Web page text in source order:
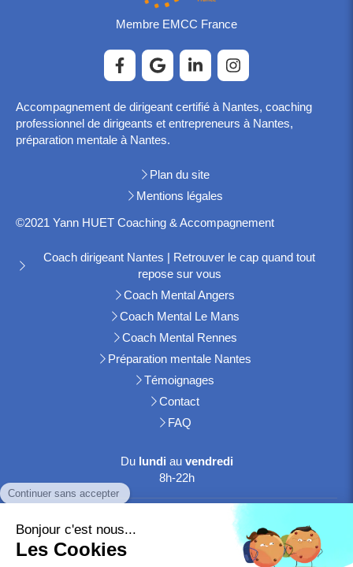
Membre EMCC France
Accompagnement de dirigeant certifié à Nantes, coaching
professionnel de dirigeants et entrepreneurs à Nantes,
préparation mentale à Nantes.
Plan du site
Mentions légales
©2021 Yann HUET Coaching & Accompagnement
Coach dirigeant Nantes | Retrouver le cap quand tout
repose sur vous
Coach Mental Angers
Coach Mental Le Mans
Coach Mental Rennes
Préparation mentale Nantes
Témoignages
Contact
FAQ
Du lundi au vendredi
8h-22h